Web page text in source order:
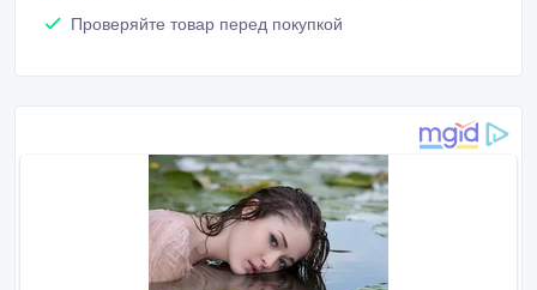
Проверяйте товар перед покупкой